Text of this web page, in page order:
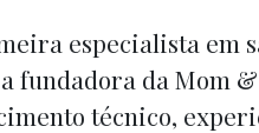
especialista em
fundadora da Mom
técnico,